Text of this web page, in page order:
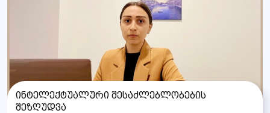
ინტელექტუალური შესაძლებლობების
შეზღუდვა